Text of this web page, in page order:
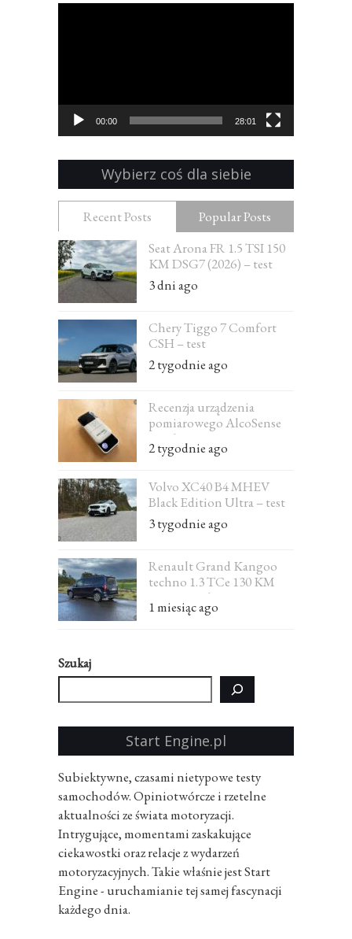
00:00 28:01
Wybierz coś dla siebie
Recent Posts
Popular Posts
Seat Arona FR 1.5 TSI 150
KM DSG7 (2026) – test
3 dni ago
Chery Tiggo 7 Comfort
CSH – test
2 tygodnie ago
Recenzja urządzenia
pomiarowego AlcoSense
Excel
2 tygodnie ago
Volvo XC40 B4 MHEV
Black Edition Ultra – test
3 tygodnie ago
Renault Grand Kangoo
techno 1.3 TCe 130 KM
EDC 7-osobowe – test
1 miesiąc ago
Szukaj
Start Engine.pl
Subiektywne, czasami nietypowe testy
samochodów. Opiniotwórcze i rzetelne
aktualności ze świata motoryzacji.
Intrygujące, momentami zaskakujące
ciekawostki oraz relacje z wydarzeń
motoryzacyjnych. Takie właśnie jest Start
Engine - uruchamianie tej samej fascynacji
każdego dnia.